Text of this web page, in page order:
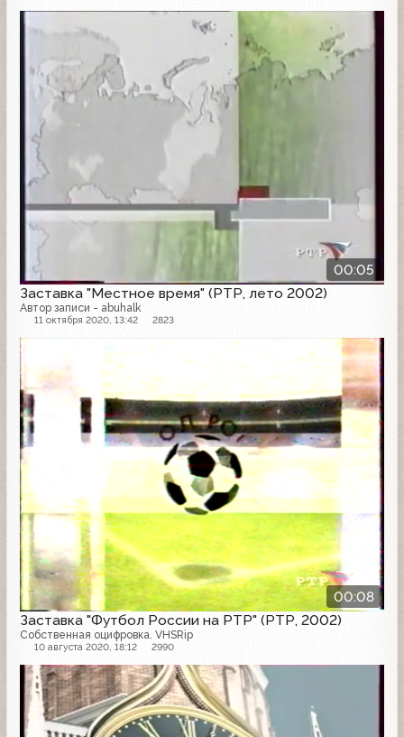
00:05
Заставка "Местное время" (РТР, лето 2002)
Автор записи - abuhalk
11 октября 2020, 13:42 2823
00:08
Заставка "Футбол России на РТР" (РТР, 2002)
Собственная оцифровка. VHSRip
10 августа 2020, 18:12 2990
Часы